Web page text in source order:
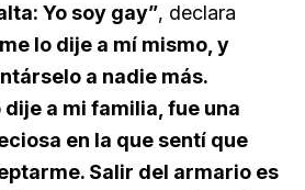
Yo soy gay”, declara
lo dije a mí mismo, y
a nadie más.
dije a mi familia, fue una
en la que sentí que
Salir del armario es